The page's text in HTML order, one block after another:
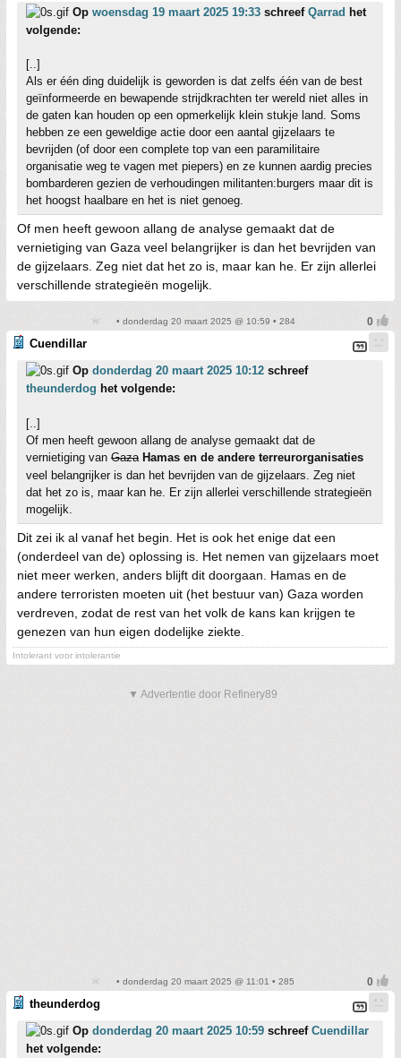
Op woensdag 19 maart 2025 19:33 schreef Qarrad het
volgende:
[..]
Als er één ding duidelijk is geworden is dat zelfs één van de best
geïnformeerde en bewapende strijdkrachten ter wereld niet alles in
de gaten kan houden op een opmerkelijk klein stukje land. Soms
hebben ze een geweldige actie door een aantal gijzelaars te
bevrijden (of door een complete top van een paramilitaire
organisatie weg te vagen met piepers) en ze kunnen aardig precies
bombarderen gezien de verhoudingen militanten:burgers maar dit is
het hoogst haalbare en het is niet genoeg.
Of men heeft gewoon allang de analyse gemaakt dat de
vernietiging van Gaza veel belangrijker is dan het bevrijden van
de gijzelaars. Zeg niet dat het zo is, maar kan he. Er zijn allerlei
verschillende strategieën mogelijk.
• donderdag 20 maart 2025 @ 10:59 • 284
Cuendillar
Op donderdag 20 maart 2025 10:12 schreef
theunderdog het volgende:
[..]
Of men heeft gewoon allang de analyse gemaakt dat de
vernietiging van Gaza Hamas en de andere terreurorganisaties
veel belangrijker is dan het bevrijden van de gijzelaars. Zeg niet
dat het zo is, maar kan he. Er zijn allerlei verschillende strategieën
mogelijk.
Dit zei ik al vanaf het begin. Het is ook het enige dat een
(onderdeel van de) oplossing is. Het nemen van gijzelaars moet
niet meer werken, anders blijft dit doorgaan. Hamas en de
andere terroristen moeten uit (het bestuur van) Gaza worden
verdreven, zodat de rest van het volk de kans kan krijgen te
genezen van hun eigen dodelijke ziekte.
Intolerant voor intolerantie
▼ Advertentie door Refinery89
• donderdag 20 maart 2025 @ 11:01 • 285
theunderdog
Op donderdag 20 maart 2025 10:59 schreef Cuendillar
het volgende: